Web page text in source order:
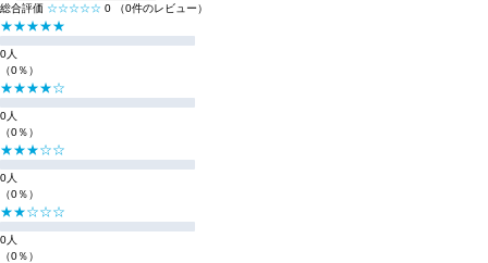
総合評価 ☆☆☆☆☆ 0 （0件のレビュー）
★★★★★
0人
（0％）
★★★★☆
0人
（0％）
★★★☆☆
0人
（0％）
★★☆☆☆
0人
（0％）